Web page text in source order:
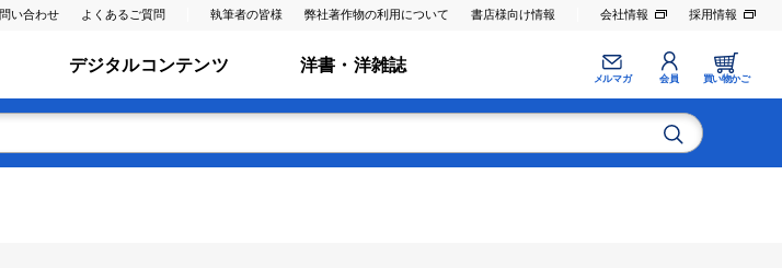
い合わせ よくあるご質問 執筆者の皆様 弊社著作物の利用について 書店様向け情報 会社情報 採用情報
デジタルコンテンツ 洋書・洋雑誌
メルマガ 会員 買い物かご